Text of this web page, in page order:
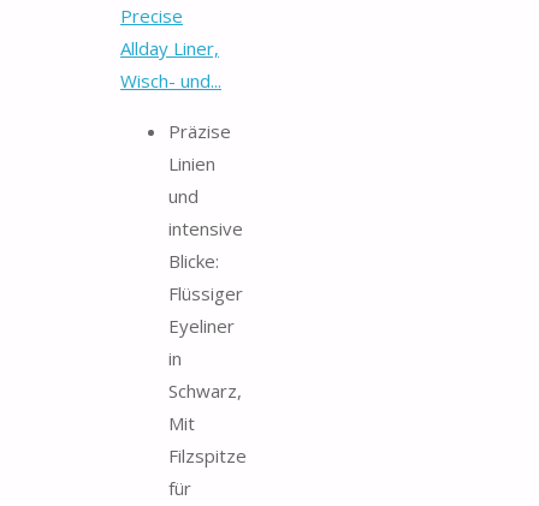
Precise
Allday Liner,
Wisch- und...
Präzise
Linien
und
intensive
Blicke:
Flüssiger
Eyeliner
in
Schwarz,
Mit
Filzspitze
für